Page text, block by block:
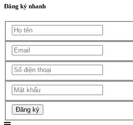
Đăng ký nhanh
Đăng ký